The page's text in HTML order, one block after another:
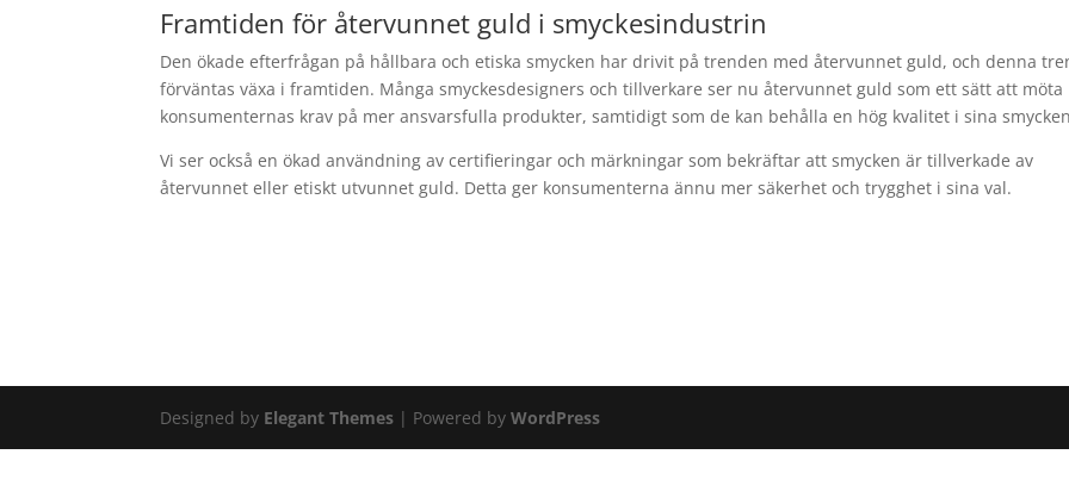
Framtiden för återvunnet guld i smyckesindustrin
Den ökade efterfrågan på hållbara och etiska smycken har drivit på trenden med återvunnet guld, och denna
förväntas växa i framtiden. Många smyckesdesigners och tillverkare ser nu återvunnet guld som ett sätt att möta
konsumenternas krav på mer ansvarsfulla produkter, samtidigt som de kan behålla en hög kvalitet i sina
Vi ser också en ökad användning av certifieringar och märkningar som bekräftar att smycken är tillverkade av
återvunnet eller etiskt utvunnet guld. Detta ger konsumenterna ännu mer säkerhet och trygghet i sina val.
Designed by Elegant Themes | Powered byWordPress